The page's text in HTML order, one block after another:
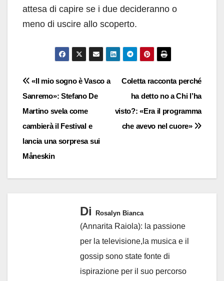
attesa di capire se i due decideranno o
meno di uscire allo scoperto.
Navigazione
articoli
Coletta racconta perché
ha detto no a Chi l’ha
visto?: «Era il programma
che avevo nel cuore»
«Il mio sogno è Vasco a
Sanremo»: Stefano De
Martino svela come
cambierà il Festival e
lancia una sorpresa sui
Måneskin
Di Rosalyn Bianca
(Annarita Raiola): la passione
per la televisione,la musica e il
gossip sono state fonte di
ispirazione per il suo percorso